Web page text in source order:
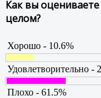
Как вы
целом?
Хорошо - 10.6%
Удовлетворительно -
Плохо - 61.5%